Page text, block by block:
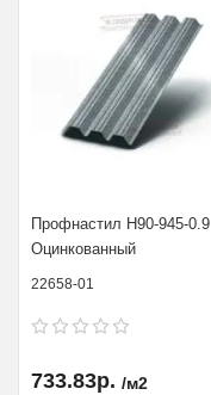
Профнастил Н90-945-0.9
Оцинкованный
22658-01
733.83р. /м2